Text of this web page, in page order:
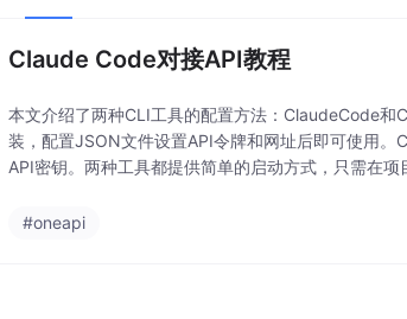
Claude Code对接API教程
本文介绍了两种CLI工具的配置方法：ClaudeCode
装，配置JSON文件设置API令牌和网址后即可使用
API密钥。两种工具都提供简单的启动方式，只需在
#oneapi